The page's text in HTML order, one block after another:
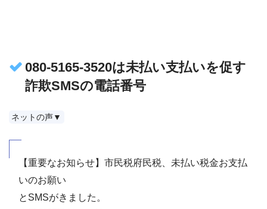
080-5165-3520は未払い支払いを促す
詐欺SMSの電話番号
ネットの声▼
【重要なお知らせ】市民税府民税、未払い税金お支払
いのお願い
とSMSがきました。